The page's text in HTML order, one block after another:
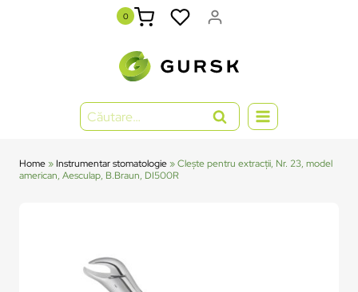
0
Home» Instrumentar stomatologie»Clește pentru extracții, Nr. 23, model
american, Aesculap, B.Braun, DI500R